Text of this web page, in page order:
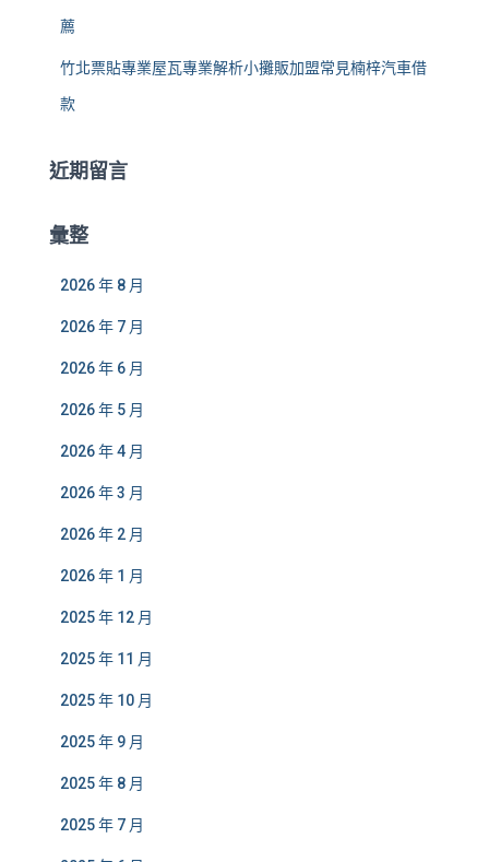
薦
竹北票貼專業屋瓦專業解析小攤販加盟常見楠梓汽車借
款
近期留言
彙整
2026 年 8 月
2026 年 7 月
2026 年 6 月
2026 年 5 月
2026 年 4 月
2026 年 3 月
2026 年 2 月
2026 年 1 月
2025 年 12 月
2025 年 11 月
2025 年 10 月
2025 年 9 月
2025 年 8 月
2025 年 7 月